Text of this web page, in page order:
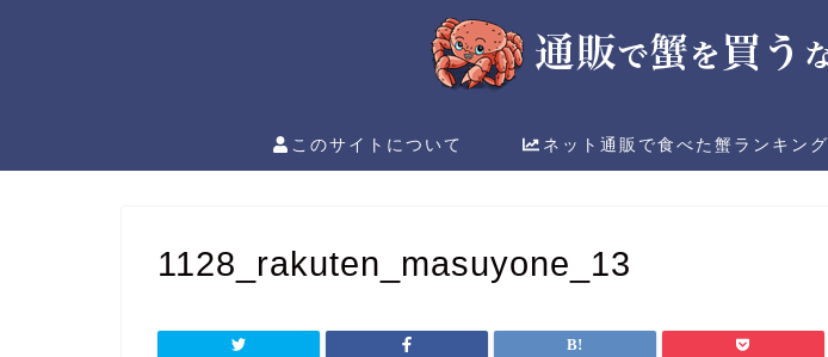
このサイトについて ネット通販で食べた蟹ランキング
1128_rakuten_masuyone_13